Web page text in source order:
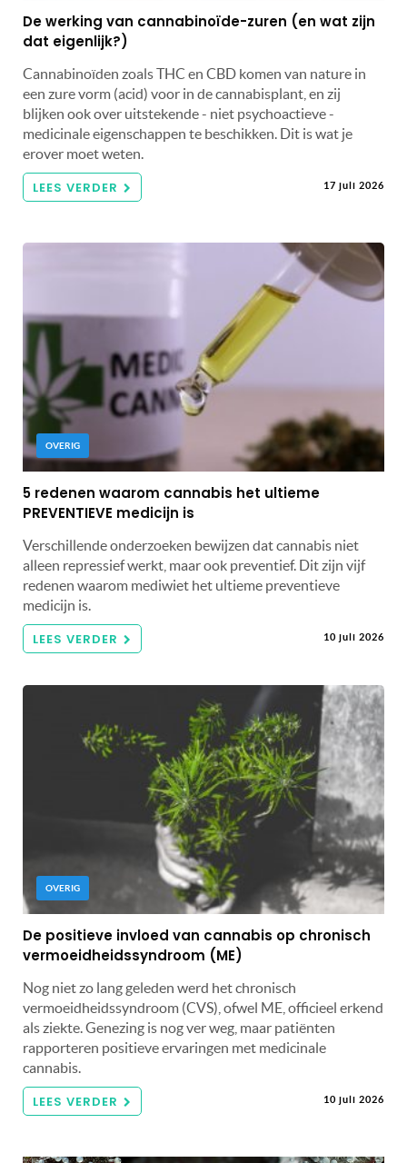
De werking van cannabinoïde-zuren (en wat zijn
dat eigenlijk?)
Cannabinoïden zoals THC en CBD komen van nature in
een zure vorm (acid) voor in de cannabisplant, en zij
blijken ook over uitstekende - niet psychoactieve -
medicinale eigenschappen te beschikken. Dit is wat je
erover moet weten.
LEES VERDER 17 juli 2026
OVERIG
5 redenen waarom cannabis het ultieme
PREVENTIEVE medicijn is
Verschillende onderzoeken bewijzen dat cannabis niet
alleen repressief werkt, maar ook preventief. Dit zijn vijf
redenen waarom mediwiet het ultieme preventieve
medicijn is.
LEES VERDER 10 juli 2026
OVERIG
De positieve invloed van cannabis op chronisch
vermoeidheidssyndroom (ME)
Nog niet zo lang geleden werd het chronisch
vermoeidheidssyndroom (CVS), ofwel ME, officieel erkend
als ziekte. Genezing is nog ver weg, maar patiënten
rapporteren positieve ervaringen met medicinale
cannabis.
LEES VERDER 10 juli 2026